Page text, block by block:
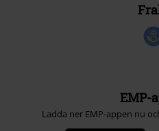
EMP-
Ladda ner EMP-appen nu